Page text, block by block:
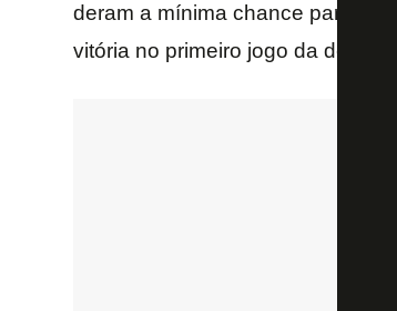
deram a mínima chance para os
vitória no primeiro jogo da